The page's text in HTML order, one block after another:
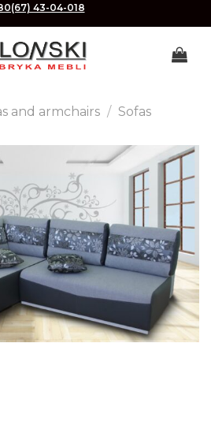
43-04-018
and armchairs / Sofas